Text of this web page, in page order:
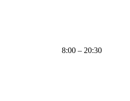
8:00 – 20:30